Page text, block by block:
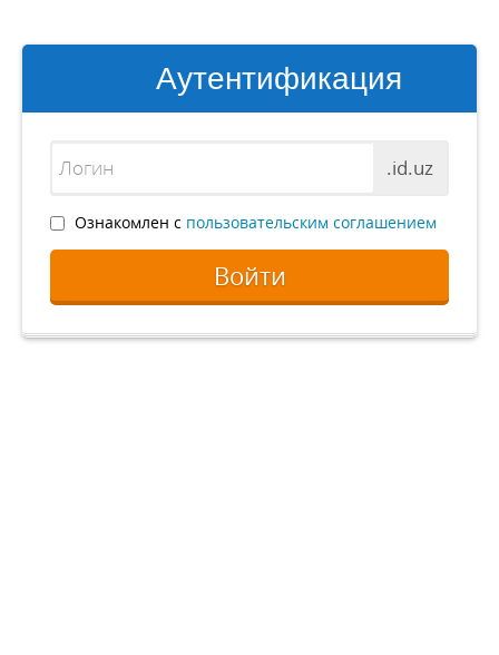
Аутентификация
.id.uz
Ознакомлен с пользовательским соглашением
Войти